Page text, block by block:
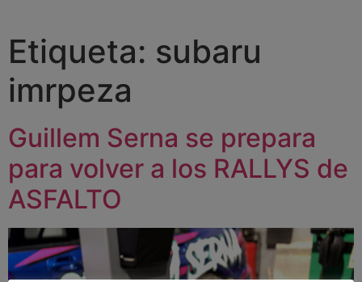
Etiqueta: subaru
imrpeza
Guillem Serna se prepara
para volver a los RALLYS de
ASFALTO